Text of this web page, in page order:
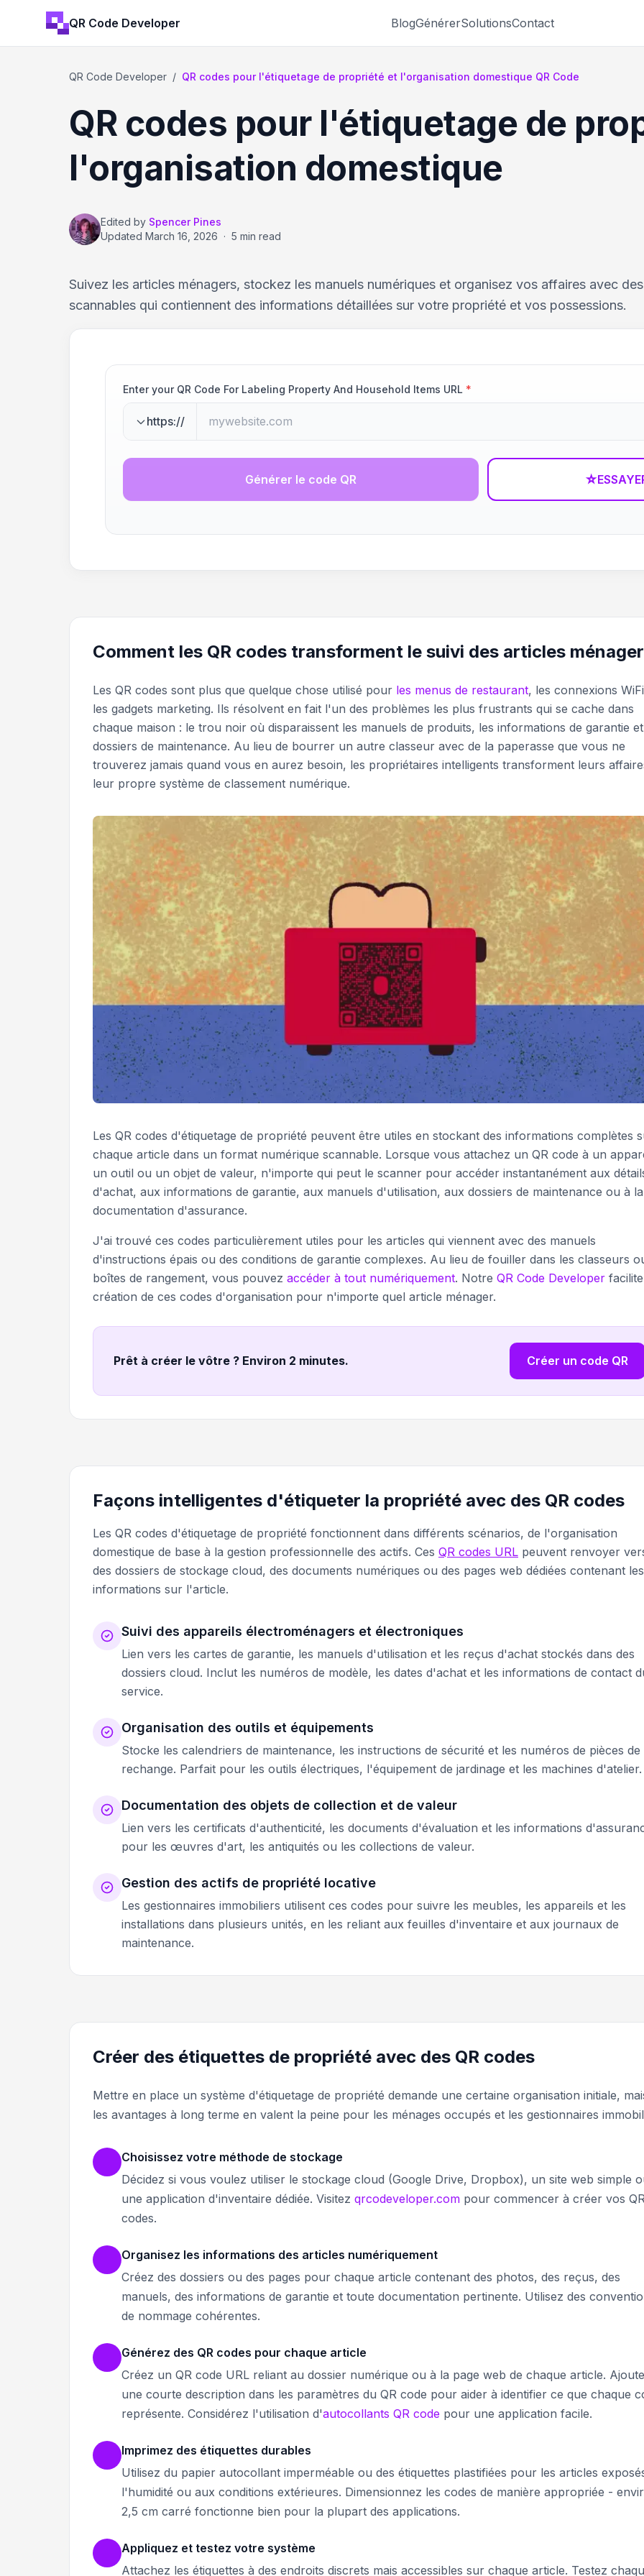
QR Code Developer BlogGénérerSolutionsContact
QR Code Developer / QR codes pour l'étiquetage de propriété et l'organisation domestique QR Code
QR codes pour l'étiquetage de
l'organisation domestique
Edited by Spencer Pines
Updated March 16, 2026 · 5 min read
Suivez les articles ménagers, stockez les manuels numériques et organisez vos affaires avec
scannables qui contiennent des informations détaillées sur votre propriété et vos possessions.
Enter your QR Code For Labeling Property And Household Items URL *
https://
Générer le code QR ☆
Comment les QR codes transforment le suivi des articles
Les QR codes sont plus que quelque chose utilisé pour les menus de restaurant, les connexions
les gadgets marketing. Ils résolvent en fait l'un des problèmes les plus frustrants qui se cache dans
chaque maison : le trou noir où disparaissent les manuels de produits, les informations de garantie
dossiers de maintenance. Au lieu de bourrer un autre classeur avec de la paperasse que vous ne
trouverez jamais quand vous en aurez besoin, les propriétaires intelligents transforment leurs
leur propre système de classement numérique.
Les QR codes d'étiquetage de propriété peuvent être utiles en stockant des informations complètes
chaque article dans un format numérique scannable. Lorsque vous attachez un QR code à un
un outil ou un objet de valeur, n'importe qui peut le scanner pour accéder instantanément aux
d'achat, aux informations de garantie, aux manuels d'utilisation, aux dossiers de maintenance ou à la
documentation d'assurance.
J'ai trouvé ces codes particulièrement utiles pour les articles qui viennent avec des manuels
d'instructions épais ou des conditions de garantie complexes. Au lieu de fouiller dans les classeurs
boîtes de rangement, vous pouvez accéder à tout numériquement. Notre QR Code Developer
création de ces codes d'organisation pour n'importe quel article ménager.
Prêt à créer le vôtre ? Environ 2 minutes. Créer un code QR
Façons intelligentes d'étiqueter la propriété avec des QR codes
Les QR codes d'étiquetage de propriété fonctionnent dans différents scénarios, de l'organisation
domestique de base à la gestion professionnelle des actifs. Ces QR codes URL peuvent renvoyer
des dossiers de stockage cloud, des documents numériques ou des pages web dédiées contenant les
informations sur l'article.
Suivi des appareils électroménagers et électroniques
Lien vers les cartes de garantie, les manuels d'utilisation et les reçus d'achat stockés dans des
dossiers cloud. Inclut les numéros de modèle, les dates d'achat et les informations de contact
service.
Organisation des outils et équipements
Stocke les calendriers de maintenance, les instructions de sécurité et les numéros de pièces de
rechange. Parfait pour les outils électriques, l'équipement de jardinage et les machines d'atelier.
Documentation des objets de collection et de valeur
Lien vers les certificats d'authenticité, les documents d'évaluation et les informations
pour les œuvres d'art, les antiquités ou les collections de valeur.
Gestion des actifs de propriété locative
Les gestionnaires immobiliers utilisent ces codes pour suivre les meubles, les appareils et les
installations dans plusieurs unités, en les reliant aux feuilles d'inventaire et aux journaux de
maintenance.
Créer des étiquettes de propriété avec des QR codes
Mettre en place un système d'étiquetage de propriété demande une certaine organisation initiale,
les avantages à long terme en valent la peine pour les ménages occupés et les gestionnaires
Choisissez votre méthode de stockage
Décidez si vous voulez utiliser le stockage cloud (Google Drive, Dropbox), un site web simple
une application d'inventaire dédiée. Visitez qrcodeveloper.com pour commencer à créer vos
codes.
Organisez les informations des articles numériquement
Créez des dossiers ou des pages pour chaque article contenant des photos, des reçus, des
manuels, des informations de garantie et toute documentation pertinente. Utilisez des
de nommage cohérentes.
Générez des QR codes pour chaque article
Créez un QR code URL reliant au dossier numérique ou à la page web de chaque article.
une courte description dans les paramètres du QR code pour aider à identifier ce que chaque
représente. Considérez l'utilisation d'autocollants QR code pour une application facile.
Imprimez des étiquettes durables
Utilisez du papier autocollant imperméable ou des étiquettes plastifiées pour les articles
l'humidité ou aux conditions extérieures. Dimensionnez les codes de manière appropriée -
2,5 cm carré fonctionne bien pour la plupart des applications.
Appliquez et testez votre système
Attachez les étiquettes à des endroits discrets mais accessibles sur chaque article. Testez